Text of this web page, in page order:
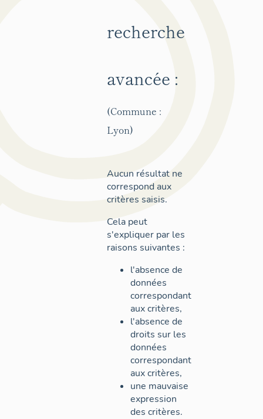
recherche
avancée :
(Commune :
Lyon)
Aucun résultat ne
correspond aux
critères saisis.
Cela peut
s'expliquer par les
raisons suivantes :
l'absence de
données
correspondant
aux critères,
l'absence de
droits sur les
données
correspondant
aux critères,
une mauvaise
expression
des critères.